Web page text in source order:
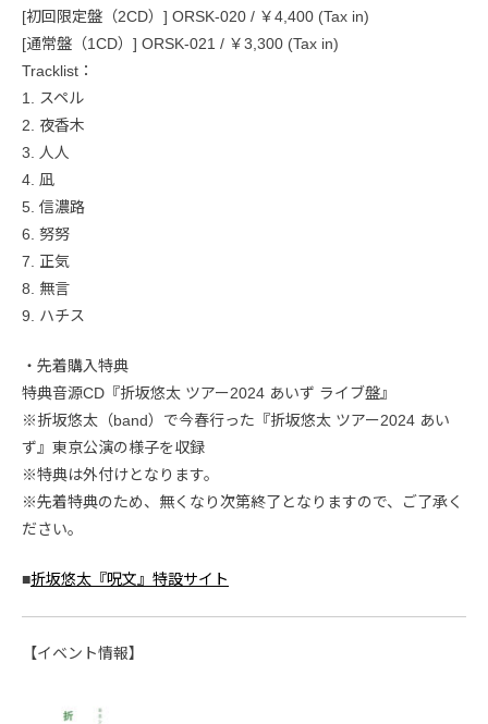
[初回限定盤（2CD）] ORSK-020 / ￥4,400 (Tax in)
[通常盤（1CD）] ORSK-021 / ￥3,300 (Tax in)
Tracklist：
1. スペル
2. 夜香木
3. 人人
4. 凪
5. 信濃路
6. 努努
7. 正気
8. 無言
9. ハチス
・先着購入特典
特典音源CD『折坂悠太 ツアー2024 あいず ライブ盤』
※折坂悠太（band）で今春行った『折坂悠太 ツアー2024 あい
ず』東京公演の様子を収録
※特典は外付けとなります。
※先着特典のため、無くなり次第終了となりますので、ご了承く
ださい。
■折坂悠太『呪文』特設サイト
【イベント情報】